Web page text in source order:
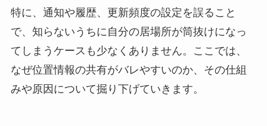
特に、通知や履歴、更新頻度の設定を誤ること
で、知らないうちに自分の居場所が筒抜けになっ
てしまうケースも少なくありません。ここでは、
なぜ位置情報の共有がバレやすいのか、その仕組
みや原因について掘り下げていきます。